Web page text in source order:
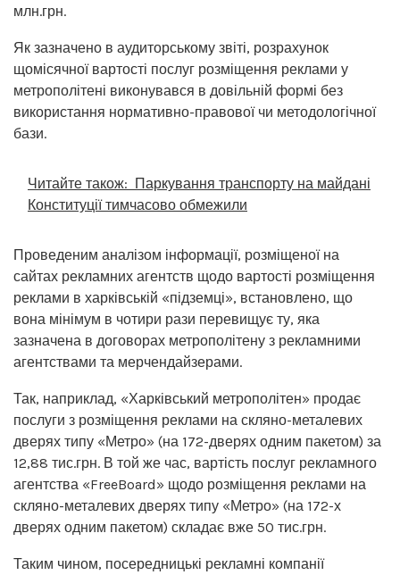
млн.грн.
Як зазначено в аудиторському звіті, розрахунок
щомісячної вартості послуг розміщення реклами у
метрополітені виконувався в довільній формі без
використання нормативно-правової чи методологічної
бази.
Читайте також: Паркування транспорту на майдані
Конституції тимчасово обмежили
Проведеним аналізом інформації, розміщеної на
сайтах рекламних агентств щодо вартості розміщення
реклами в харківській «підземці», встановлено, що
вона мінімум в чотири рази перевищує ту, яка
зазначена в договорах метрополітену з рекламними
агентствами та мерчендайзерами.
Так, наприклад, «Харківський метрополітен» продає
послуги з розміщення реклами на скляно-металевих
дверях типу «Метро» (на 172-дверях одним пакетом) за
12,88 тис.грн. В той же час, вартість послуг рекламного
агентства «FreeBoard» щодо розміщення реклами на
скляно-металевих дверях типу «Метро» (на 172-х
дверях одним пакетом) складає вже 50 тис.грн.
Таким чином, посередницькі рекламні компанії